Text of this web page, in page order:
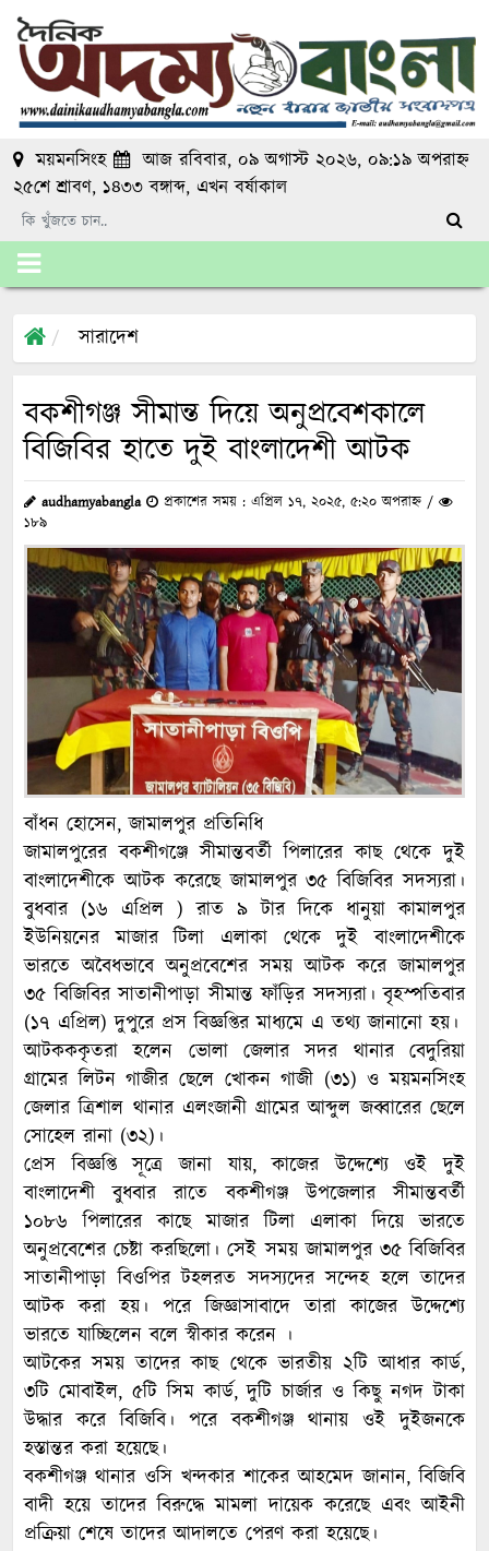
ময়মনসিংহ
আজ রবিবার, ০৯ অগাস্ট ২০২৬, ০৯:১৯ অপরাহ্ন
২৫শে শ্রাবণ, ১৪৩৩ বঙ্গাব্দ, এখনবর্ষাকাল
সারাদেশ
বকশীগঞ্জ সীমান্ত দিয়ে অনুপ্রবেশকালে
বিজিবির হাতে দুই বাংলাদেশী আটক
audhamyabangla
প্রকাশের সময় : এপ্রিল ১৭, ২০২৫, ৫:২০ অপরাহ্ন /
১৮৯
বাঁধন হোসেন, জামালপুর প্রতিনিধি
জামালপুরের বকশীগঞ্জে সীমান্তবর্তী পিলারের কাছ থেকে দুই
বাংলাদেশীকে আটক করেছে জামালপুর ৩৫ বিজিবির সদস্যরা।
বুধবার (১৬ এপ্রিল ) রাত ৯ টার দিকে ধানুয়া কামালপুর
ইউনিয়নের মাজার টিলা এলাকা থেকে দুই বাংলাদেশীকে
ভারতে অবৈধভাবে অনুপ্রবেশের সময় আটক করে জামালপুর
৩৫ বিজিবির সাতানীপাড়া সীমান্ত ফাঁড়ির সদস্যরা। বৃহস্পতিবার
(১৭ এপ্রিল) দুপুরে প্রস বিজ্ঞপ্তির মাধ্যমে এ তথ্য জানানো হয়।
আটকককৃতরা হলেন ভোলা জেলার সদর থানার বেদুরিয়া
গ্রামের লিটন গাজীর ছেলে খোকন গাজী (৩১) ও ময়মনসিংহ
জেলার ত্রিশাল থানার এলংজানী গ্রামের আব্দুল জব্বারের ছেলে
সোহেল রানা (৩২)।
প্রেস বিজ্ঞপ্তি সূত্রে জানা যায়, কাজের উদ্দেশ্যে ওই দুই
বাংলাদেশী বুধবার রাতে বকশীগঞ্জ উপজেলার সীমান্তবর্তী
১০৮৬ পিলারের কাছে মাজার টিলা এলাকা দিয়ে ভারতে
অনুপ্রবেশের চেষ্টা করছিলো। সেই সময় জামালপুর ৩৫ বিজিবির
সাতানীপাড়া বিওপির টহলরত সদস্যদের সন্দেহ হলে তাদের
আটক করা হয়। পরে জিজ্ঞাসাবাদে তারা কাজের উদ্দেশ্যে
ভারতে যাচ্ছিলেন বলে স্বীকার করেন ।
আটকের সময় তাদের কাছ থেকে ভারতীয় ২টি আধার কার্ড,
৩টি মোবাইল, ৫টি সিম কার্ড, দুটি চার্জার ও কিছু নগদ টাকা
উদ্ধার করে বিজিবি। পরে বকশীগঞ্জ থানায় ওই দুইজনকে
হস্তান্তর করা হয়েছে।
বকশীগঞ্জ থানার ওসি খন্দকার শাকের আহমেদ জানান, বিজিবি
বাদী হয়ে তাদের বিরুদ্ধে মামলা দায়েক করেছে এবং আইনী
প্রক্রিয়া শেষে তাদের আদালতে পেরণ করা হয়েছে।